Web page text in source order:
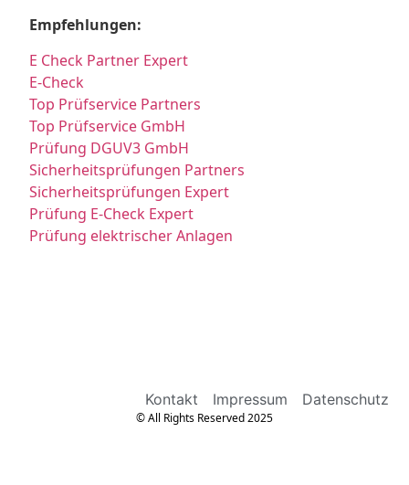
Empfehlungen:
E Check Partner Expert
E-Check
Top Prüfservice Partners
Top Prüfservice GmbH
Prüfung DGUV3 GmbH
Sicherheitsprüfungen Partners
Sicherheitsprüfungen Expert
Prüfung E-Check Expert
Prüfung elektrischer Anlagen
Kontakt Impressum Datenschutz
© All Rights Reserved 2025